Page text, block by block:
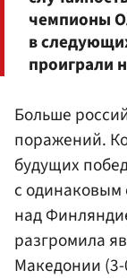
чемпионы
в
проиграли
Больше
поражений.
будущих
с
над
разгромила
Македонии